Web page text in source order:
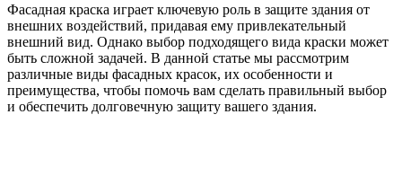
Фасадная краска играет ключевую роль в защите здания от
внешних воздействий, придавая ему привлекательный
внешний вид. Однако выбор подходящего вида краски может
быть сложной задачей. В данной статье мы рассмотрим
различные виды фасадных красок, их особенности и
преимущества, чтобы помочь вам сделать правильный выбор
и обеспечить долговечную защиту вашего здания.